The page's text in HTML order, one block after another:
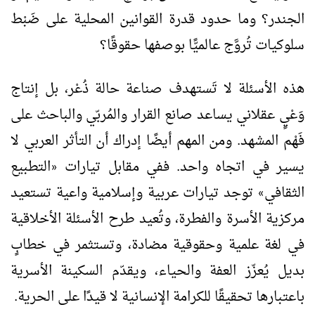
الجندر؟ وما حدود قدرة القوانين المحلية على ضَبْط
سلوكيات تُروَّج عالميًّا بوصفها حقوقًا؟
هذه الأسئلة لا تَستهدف صناعة حالة ذُعْر، بل إنتاج
وَعْيٍ عقلاني يساعد صانع القرار والمُربّي والباحث على
فَهْم المشهد. ومن المهم أيضًا إدراك أن التأثر العربي لا
يسير في اتجاه واحد. ففي مقابل تيارات
«التطبيع
الثقافي» توجد تيارات عربية وإسلامية واعية تستعيد
مركزية الأسرة والفطرة، وتُعيد طرح الأسئلة الأخلاقية
في لغة علمية وحقوقية مضادة، وتستثمر في خطابٍ
بديل يُعزّز العفة والحياء، ويقدّم السكينة الأسرية
باعتبارها تحقيقًا للكرامة الإنسانية لا قيدًا على الحرية.